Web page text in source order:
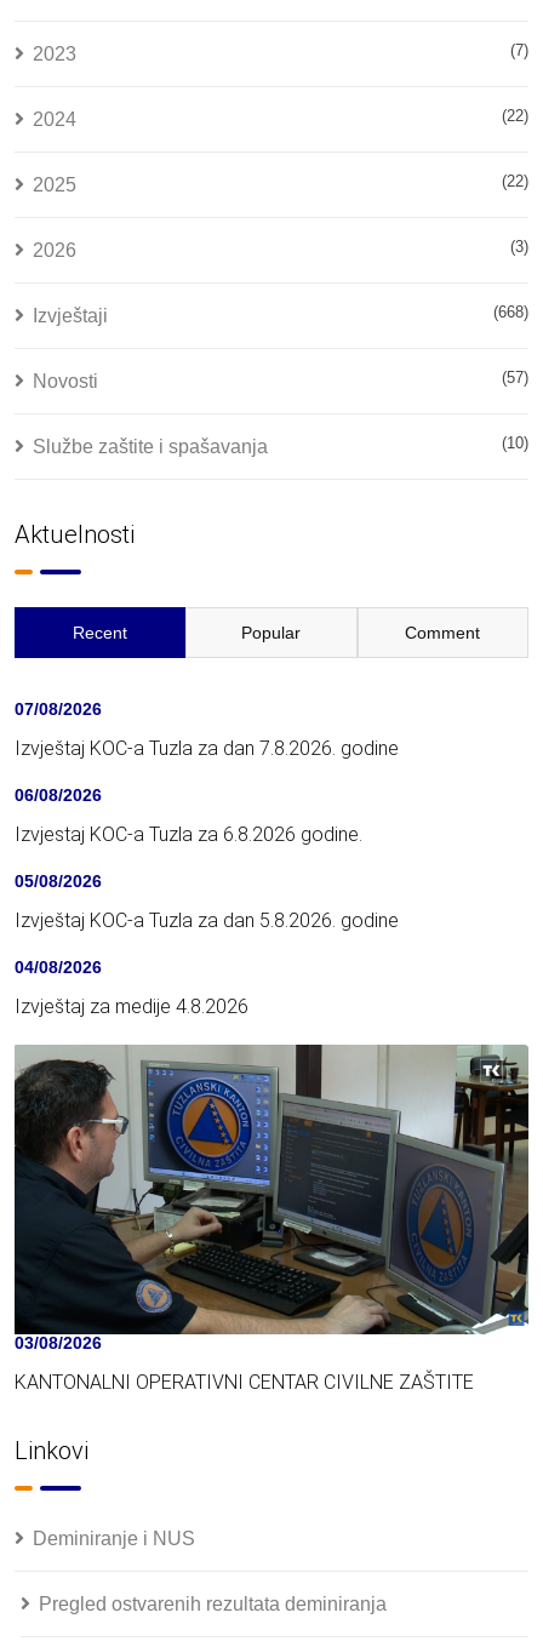
2023 (7)
2024 (22)
2025 (22)
2026 (3)
Izvještaji (668)
Novosti (57)
Službe zaštite i spašavanja (10)
Aktuelnosti
Recent Popular Comment
07/08/2026
Izvještaj KOC-a Tuzla za dan 7.8.2026. godine
06/08/2026
Izvjestaj KOC-a Tuzla za 6.8.2026 godine.
05/08/2026
Izvještaj KOC-a Tuzla za dan 5.8.2026. godine
04/08/2026
Izvještaj za medije 4.8.2026
03/08/2026
KANTONALNI OPERATIVNI CENTAR CIVILNE ZAŠTITE
Linkovi
Deminiranje i NUS
Pregled ostvarenih rezultata deminiranja